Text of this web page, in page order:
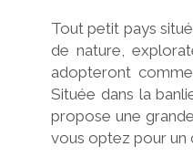
Tout petit pays
de nature,
adopteront
Située dans la
propose une
vous optez pour un